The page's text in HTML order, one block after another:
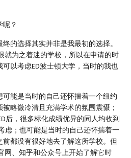
呢？
的选择其实并非是我最初的选择。
就为之着迷的学校，所以在申请的时
以考虑ED波士顿大学，当时的我也
能是当时的自己还怀揣着一个纽约
略微冷清且充满学术的氛围震慑；
后，很多标化成绩优异的同人均收到
虑；也可能是当时的自己还怀揣着一
都没有很好地去了解这所学校。但
网、知乎和公众号上开始了解它时